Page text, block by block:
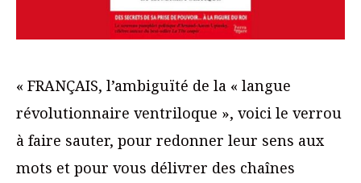
« FRANÇAIS, l’ambiguïté de la « langue
révolutionnaire ventriloque », voici le verrou
à faire sauter, pour redonner leur sens aux
mots et pour vous délivrer des chaînes